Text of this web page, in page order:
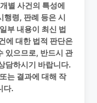
별 사건의 특성에
행령, 판례 등은 시
부 내용이 최신 법
에 대한 법적 판단은
있으므로, 반드시 관
담하시기 바랍니다.
는 결과에 대해 작
다.